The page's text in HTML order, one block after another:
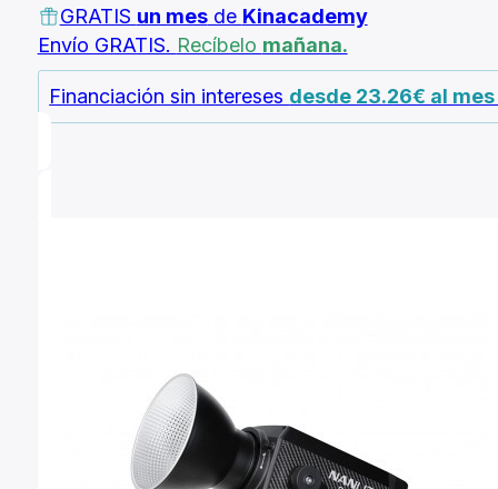
GRATIS un mesde Kinacademy
Envío GRATIS. Recíbelo mañana.
Financiación sin intereses desde 23.26€ al